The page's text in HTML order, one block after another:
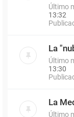
Último
13:32
La
Último
13:30
La
Último